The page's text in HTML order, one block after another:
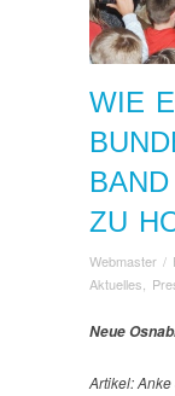
WIE
ZU
Webmaster /
Aktuelles,
Neue
Artikel: